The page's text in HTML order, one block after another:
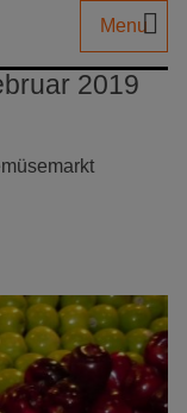
Menu
2019